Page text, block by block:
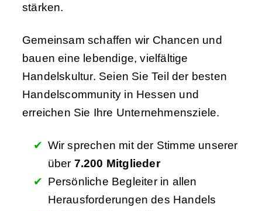
stärken.
Gemeinsam schaffen wir Chancen und
bauen eine lebendige, vielfältige
Handelskultur. Seien Sie Teil der besten
Handelscommunity in Hessen und
erreichen Sie Ihre Unternehmensziele.
Wir sprechen mit der Stimme unserer
über 7.200 Mitglieder
Persönliche Begleiter in allen
Herausforderungen des Handels